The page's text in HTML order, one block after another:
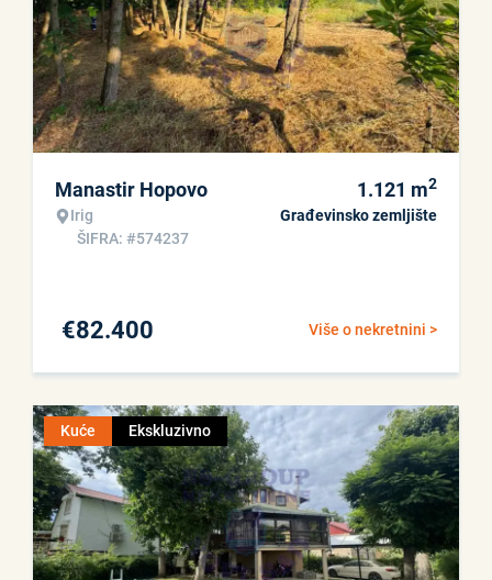
Manastir Hopovo
Irig
ŠIFRA: #574237
1.121 m2
Građevinsko zemljište
Više o nekretnini >
€82.400
Kuće Ekskluzivno